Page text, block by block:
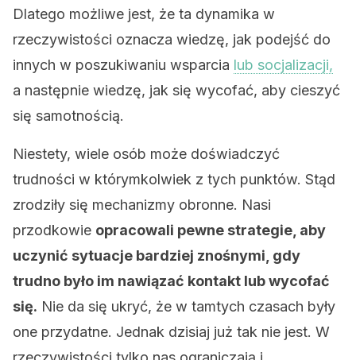
Dlatego możliwe jest, że ta dynamika w
rzeczywistości oznacza wiedzę, jak podejść do
innych w poszukiwaniu wsparcia lub socjalizacji,
a następnie wiedzę, jak się wycofać, aby cieszyć
się samotnością.
Niestety, wiele osób może doświadczyć
trudności w którymkolwiek z tych punktów. Stąd
zrodziły się mechanizmy obronne. Nasi
przodkowie opracowali pewne strategie, aby
uczynić sytuacje bardziej znośnymi, gdy
trudno było im nawiązać kontakt lub wycofać
się. Nie da się ukryć, że w tamtych czasach były
one przydatne. Jednak dzisiaj już tak nie jest. W